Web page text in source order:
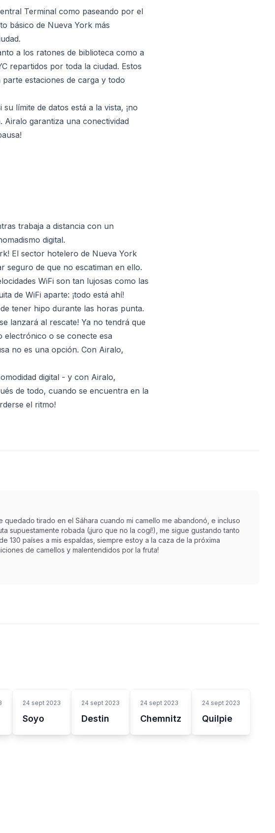
Terminal como paseando por el
básico de Nueva York más
a los ratones de biblioteca como a
repartidos por toda la ciudad. Estos
estaciones de carga y todo
límite de datos está a la vista, ¡no
Airalo garantiza una conectividad
trabaja a distancia con un
digital.
El sector hotelero de Nueva York
seguro de que no escatiman en ello.
WiFi son tan lujosas como las
de WiFi aparte: ¡todo está ahí!
tener hipo durante las horas punta.
lanzará al rescate! Ya no tendrá que
electrónico o se conecte esa
no es una opción. Con Airalo,
digital - y con Airalo,
de todo, cuando se encuentra en la
el ritmo!
quedado tirado en el Sáhara cuando mi camello me abandonó, e incluso
supuestamente robada (¡juro que no la cogí!), me sigue gustando tanto
130 países a mis espaldas, siempre estoy a la caza de la próxima
de camellos y malentendidos por la fruta!
24 sept 2023
Soyo
24 sept 2023
Destin
24 sept 2023
Chemnitz
24 sept 2023
Quilpie